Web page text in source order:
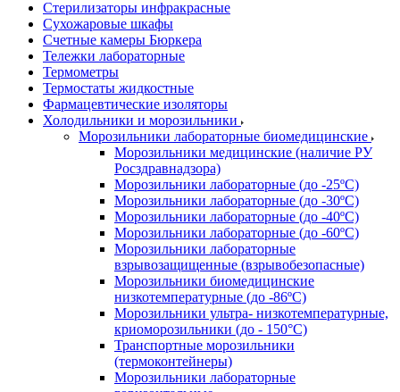
Стерилизаторы инфракрасные
Сухожаровые шкафы
Счетные камеры Бюркера
Тележки лабораторные
Термометры
Термостаты жидкостные
Фармацевтические изоляторы
Холодильники и морозильники
Морозильники лабораторные биомедицинские
Морозильники медицинские (наличие РУ
Росздравнадзора)
Морозильники лабораторные (до -25ºС)
Морозильники лабораторные (до -30ºС)
Морозильники лабораторные (до -40ºС)
Морозильники лабораторные (до -60ºС)
Морозильники лабораторные
взрывозащищенные (взрывобезопасные)
Морозильники биомедицинские
низкотемпературные (до -86ºС)
Морозильники ультра- низкотемпературные,
криоморозильники (до - 150°С)
Транспортные морозильники
(термоконтейнеры)
Морозильники лабораторные